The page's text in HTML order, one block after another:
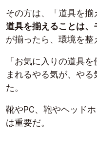
その方は、「道具を揃
道具を揃えることは、
が揃ったら、環境を整
「お気に入りの道具
まれるやる気が、や
た。
靴やPC、鞄やヘッド
は重要だ。